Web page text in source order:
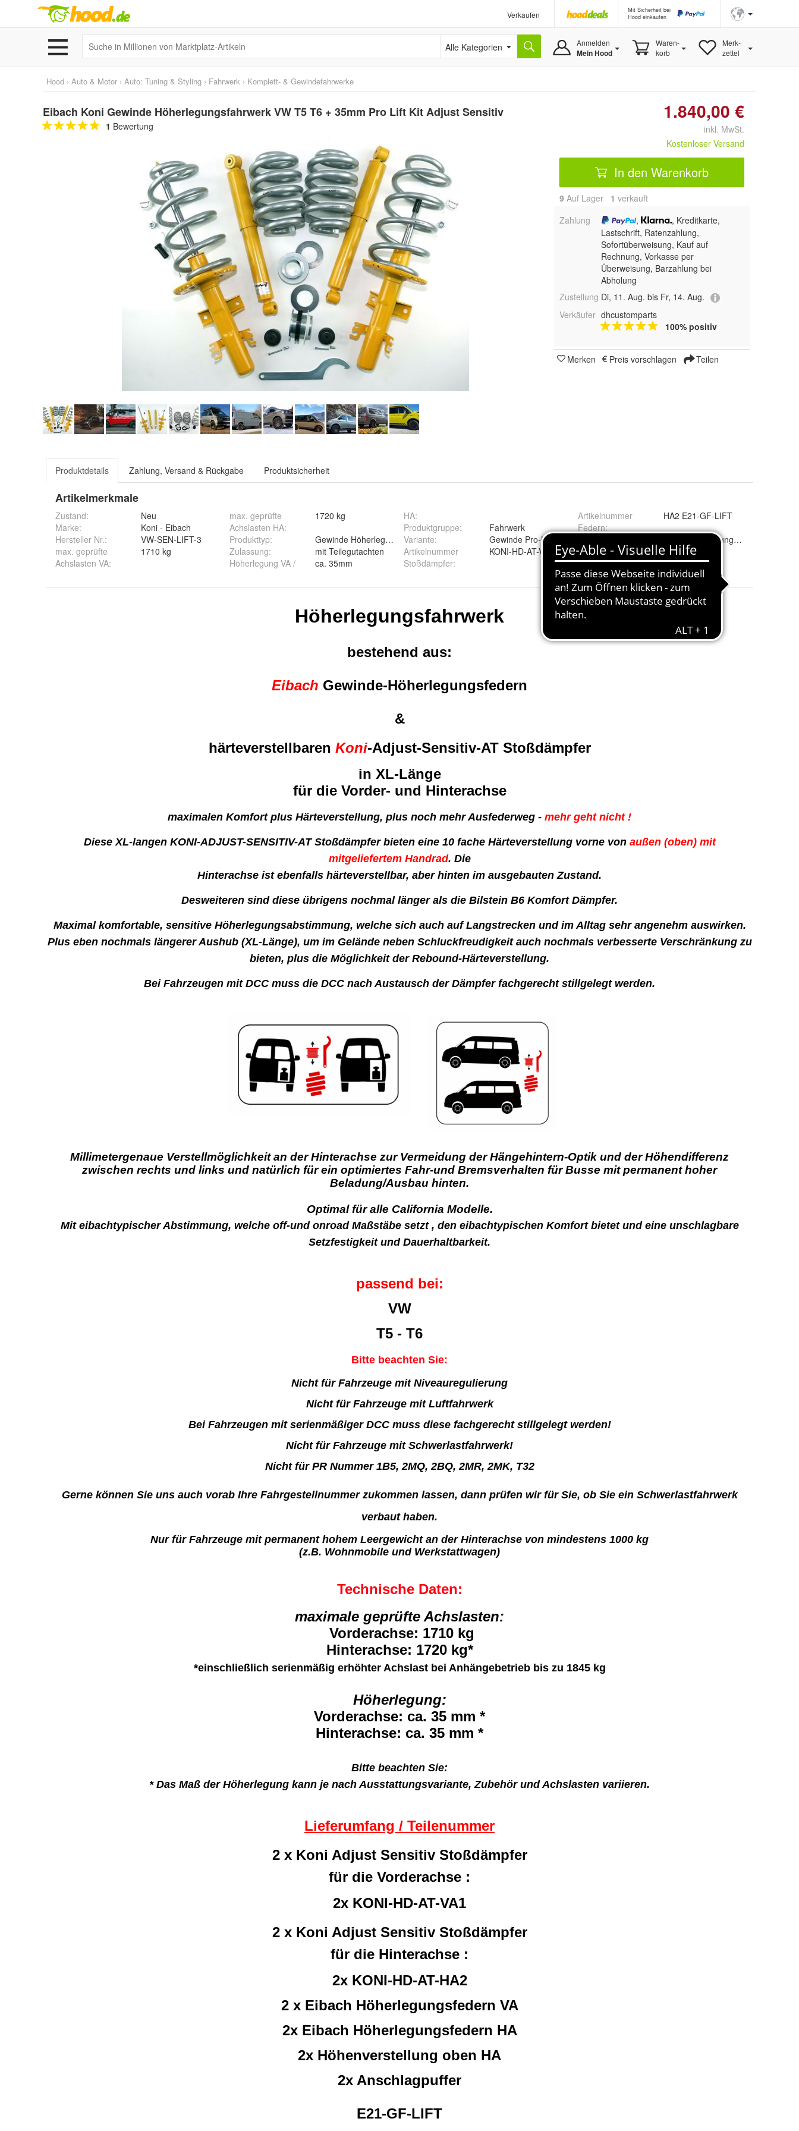
Verkaufen
Mit Sicherheit bei
Hood einkaufen
Alle Kategorien Anmelden
Mein Hood
Waren-
korb
Merk-
zettel
Hood › Auto & Motor › Auto: Tuning & Styling › Fahrwerk › Komplett- & Gewindefahrwerke
Eibach Koni Gewinde Höherlegungsfahrwerk VW T5 T6 + 35mm Pro Lift Kit Adjust Sensitiv
1 Bewertung
1.840,00 €
inkl. MwSt.
Kostenloser Versand
In den Warenkorb
9 Auf Lager 1 verkauft
Zahlung
,
, Kreditkarte,
Lastschrift, Ratenzahlung,
Sofortüberweisung, Kauf auf
Rechnung, Vorkasse per
Überweisung, Barzahlung bei
Abholung
Zustellung Di, 11. Aug. bis Fr, 14. Aug.
Verkäufer dhcustomparts
100% positiv
Merken Preis vorschlagen Teilen
Produktdetails Zahlung, Versand & Rückgabe Produktsicherheit
Artikelmerkmale
Zustand:
Neu
Marke:
Koni - Eibach
Hersteller Nr.:
VW-SEN-LIFT-3
max. geprüfte
Achslasten VA:
1710 kg
max. geprüfte
Achslasten HA:
1720 kg
Produkttyp:
Gewinde Höherlegungsfahrwerk
Zulassung:
mit Teilegutachten
Höherlegung VA /
HA:
ca. 35mm
Produktgruppe:
Fahrwerk
Variante:
Gewinde Pro-Lift-Kit / Adjust Sensitive AT XL
Artikelnummer
Stoßdämpfer:
KONI-HD-AT-VA1 + KONI-HD-AT-HA2
Artikelnummer
Federn:
HA2 E21-GF-LIFT
Dämpfer:
Klemmbefestigung